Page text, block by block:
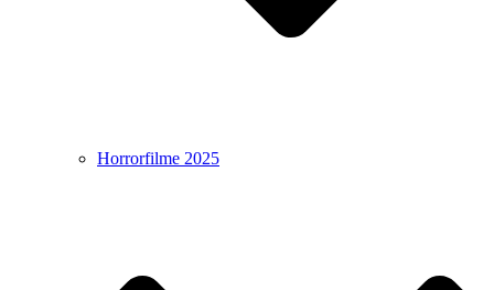
Horrorfilme 2025